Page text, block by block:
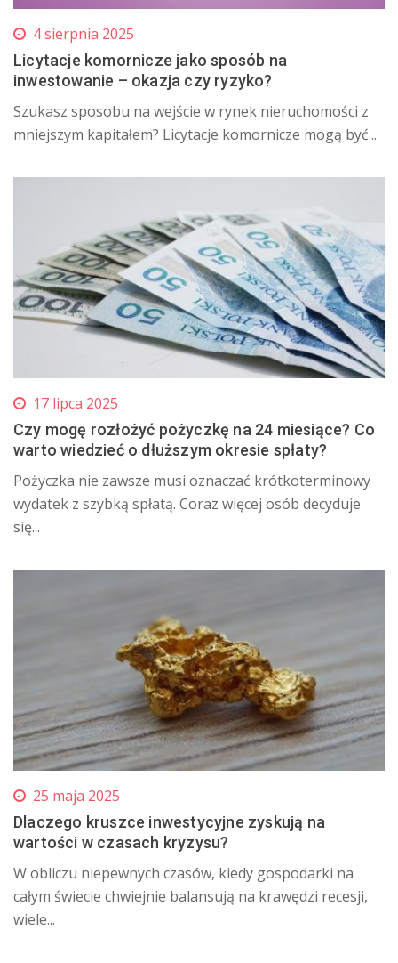
4 sierpnia 2025
Licytacje komornicze jako sposób na
inwestowanie – okazja czy ryzyko?
​ Szukasz sposobu na wejście w rynek nieruchomości z
mniejszym kapitałem? Licytacje komornicze mogą być...
17 lipca 2025
Czy mogę rozłożyć pożyczkę na 24 miesiące? Co
warto wiedzieć o dłuższym okresie spłaty?
Pożyczka nie zawsze musi oznaczać krótkoterminowy
wydatek z szybką spłatą. Coraz więcej osób decyduje
się...
25 maja 2025
Dlaczego kruszce inwestycyjne zyskują na
wartości w czasach kryzysu?
W obliczu niepewnych czasów, kiedy gospodarki na
całym świecie chwiejnie balansują na krawędzi recesji,
wiele...